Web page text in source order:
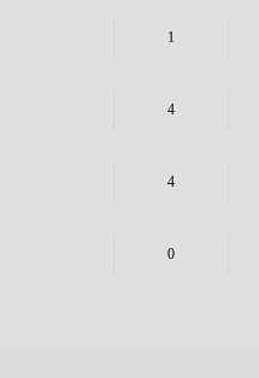
1
4
4
0